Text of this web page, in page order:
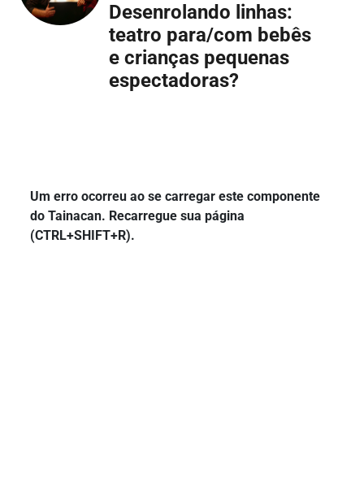
Desenrolando linhas:
teatro para/com bebês
e crianças pequenas
espectadoras?
Um erro ocorreu ao se carregar este componente
do Tainacan. Recarregue sua página
(CTRL+SHIFT+R).